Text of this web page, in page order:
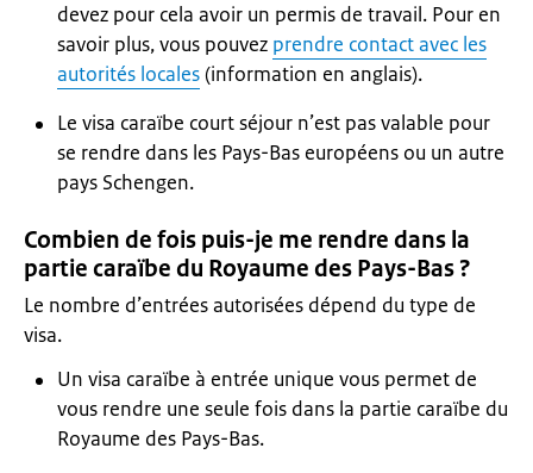
devez pour cela avoir un permis de travail. Pour en
savoir plus, vous pouvez prendre contact avec les
autorités locales(information en anglais).
Le visa caraïbe court séjour n’est pas valable pour
se rendre dans les Pays-Bas européens ou un autre
pays Schengen.
Combien de fois puis-je me rendre dans la
partie caraïbe du Royaume des Pays-Bas ?
Le nombre d’entrées autorisées dépend du type de
visa.
Un visa caraïbe à entrée unique vous permet de
vous rendre une seule fois dans la partie caraïbe du
Royaume des Pays-Bas.